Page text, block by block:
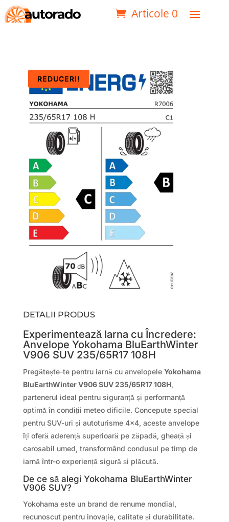
Articole 0
REDUCERI!
DETALII PRODUS
Experimentează Iarna cu Încredere:
Anvelope Yokohama BluEarthWinter
V906 SUV 235/65R17 108H
Pregătește-te pentru iarnă cu anvelopele Yokohama
BluEarthWinter V906 SUV 235/65R17 108H,
partenerul ideal pentru siguranță și performanță
optimă în condiții meteo dificile. Concepute special
pentru SUV-uri și autoturisme 4×4, aceste anvelope
îți oferă aderență superioară pe zăpadă, gheață și
carosabil umed, transformând condusul pe timp de
iarnă într-o experiență sigură și plăcută.
De ce să alegi Yokohama BluEarthWinter
V906 SUV?
Yokohama este un brand de renume mondial,
recunoscut pentru inovație, calitate și durabilitate.